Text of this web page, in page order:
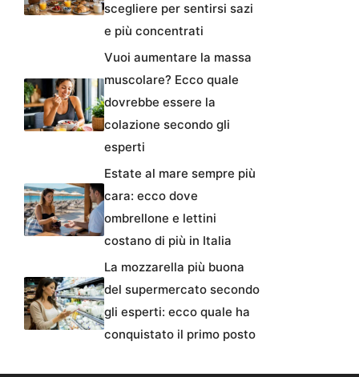
scegliere per sentirsi sazi
e più concentrati
Vuoi aumentare la massa
muscolare? Ecco quale
dovrebbe essere la
colazione secondo gli
esperti
Estate al mare sempre più
cara: ecco dove
ombrellone e lettini
costano di più in Italia
La mozzarella più buona
del supermercato secondo
gli esperti: ecco quale ha
conquistato il primo posto